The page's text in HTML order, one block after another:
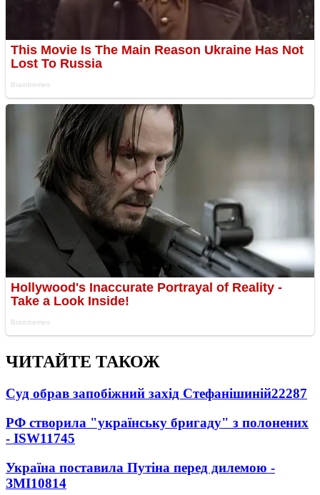
ЧИТАЙТЕ ТАКОЖ
Суд обрав запобіжний захід Стефанішиній22287
РФ створила "українську бригаду" з полонених
- ISW11745
Україна поставила Путіна перед дилемою -
ЗМІ10814